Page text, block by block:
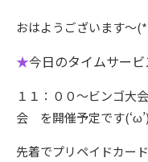
おはようございます～
★今日のタイムサービ
１１：００～ビンゴ大
会 を開催予定です
先着でプリペイドカー